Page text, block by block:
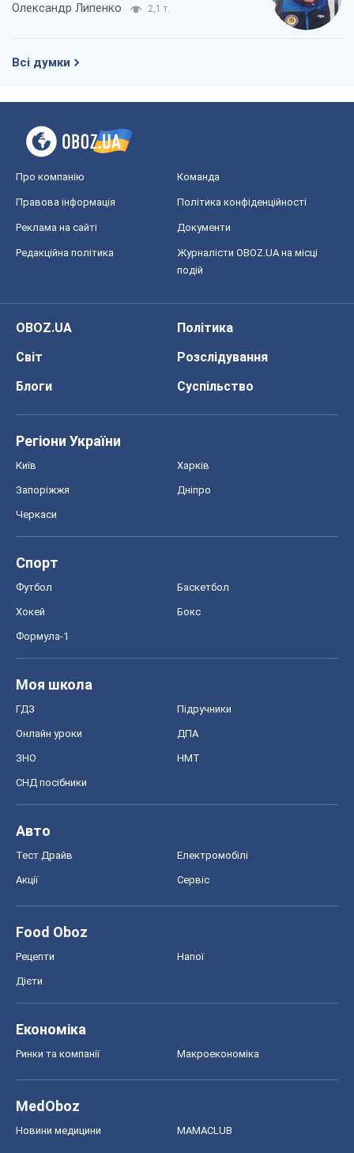
Олександр Липенко 2,1 т.
Всі думки
Про компанію Команда
Правова інформація Політика конфіденційності
Реклама на сайті Документи
Редакційна політика
Журналісти OBOZ.UA на місці
подій
OBOZ.UA
Політика
Світ
Розслідування
Блоги
Суспільство
Регіони України
Київ Харків
Запоріжжя Дніпро
Черкаси
Спорт
Футбол Баскетбол
Хокей Бокс
Формула-1
Моя школа
ГДЗ Підручники
Онлайн уроки ДПА
ЗНО НМТ
СНД посібники
Авто
Тест Драйв Електромобілі
Акції Сервіс
Food Oboz
Рецепти Напої
Дієти
Економіка
Ринки та компанії Макроекономіка
MedOboz
Новини медицини MAMACLUB